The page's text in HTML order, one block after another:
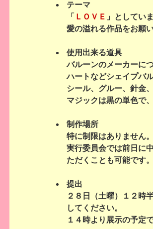
テーマ
「 ＬＯＶＥ 」としてい
愛の溢れる作品をお願
使用出来る道具
バルーンのメーカーに
ハートなどシェイプバ
シール、グルー、針金
マジックは黒の単色で
制作場所
特に制限はありません
実行委員会では前日に
ただくことも可能です。
提出
２８日（土曜）１２時
してください。
１４時より展示の予定で